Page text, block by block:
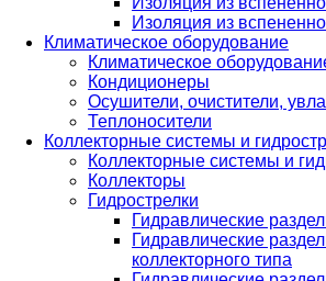
Изоляция из
Климатическое оборудование
Климатическое
Кондиционеры
Осушители, очистители,
Теплоносители
Коллекторные системы и
Коллекторные системы и
Коллекторы
Гидрострелки
Гидравлические
Гидравлические
коллекторного типа